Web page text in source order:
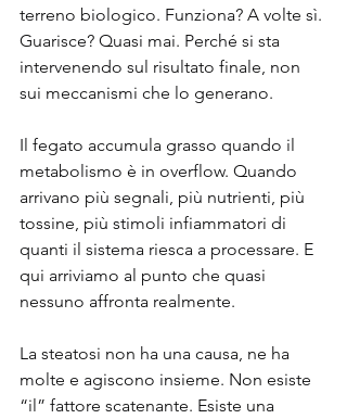
terreno biologico. Funziona? A volte sì.
Guarisce? Quasi mai. Perché si sta
intervenendo sul risultato finale, non
sui meccanismi che lo generano.
Il fegato accumula grasso quando il
metabolismo è in overflow. Quando
arrivano più segnali, più nutrienti, più
tossine, più stimoli infiammatori di
quanti il sistema riesca a processare. E
qui arriviamo al punto che quasi
nessuno affronta realmente.
La steatosi non ha una causa, ne ha
molte e agiscono insieme. Non esiste
“il” fattore scatenante. Esiste una